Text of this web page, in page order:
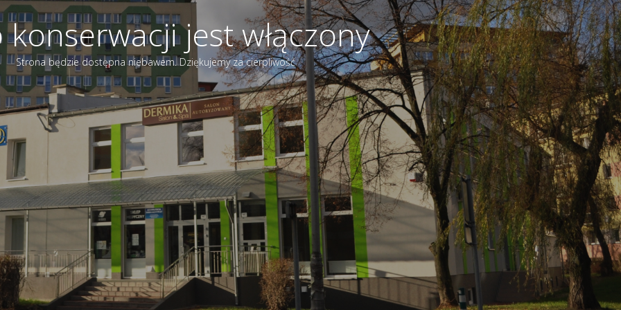
konserwacji jest włączony
Strona będzie dostępna niebawem. Dziękujemy za cierpliwość